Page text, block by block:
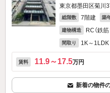
東京都墨田区菊川3
総階数 7階建 築
建物構造 RC（鉄
間取り 1K～1LDK
賃料 11.9～17.5万円
新着の物件